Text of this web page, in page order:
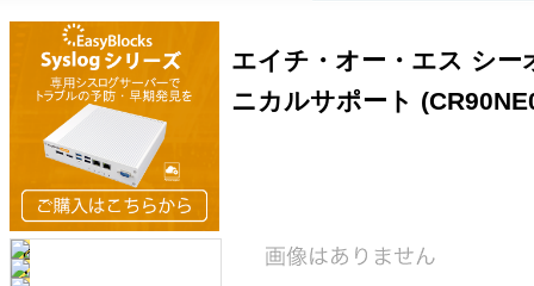
エイチ・オー・エス シ
ニカルサポート